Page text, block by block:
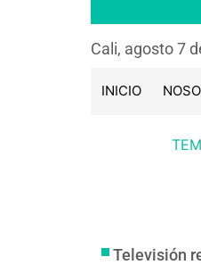
Cali, agosto 7
INICIO
Televisión